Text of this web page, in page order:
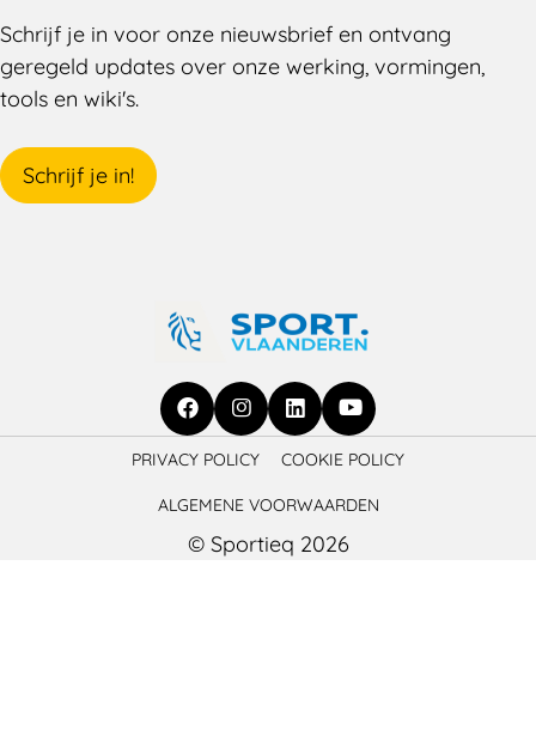
Schrijf je in voor onze nieuwsbrief en ontvang
geregeld updates over onze werking, vormingen,
tools en wiki's.
Schrijf je in!
Ga
Facebook
Ga
Instagram
Ga
LinkedIn
Ga
YouTube
PRIVACY POLICY COOKIE POLICY
ALGEMENE VOORWAARDEN
© Sportieq 2026